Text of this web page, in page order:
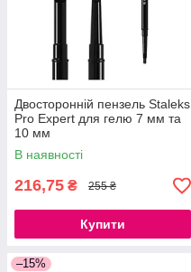
Двосторонній пензель Staleks
Pro Expert для гелю 7 мм та
10 мм
В наявності
216,75 ₴ 255 ₴
Купити
–15%